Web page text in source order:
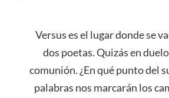
Versus es el lugar donde se
dos poetas. Quizás en
comunión. ¿En qué punto del
palabras nos marcarán los